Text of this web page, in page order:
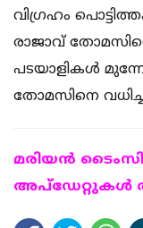
വിഗ്രഹം
രാജാവ്
പടയാളികള്‍
തോമസിനെ
മരിയന്‍
അപ്ഡേറ്റുകള്‍